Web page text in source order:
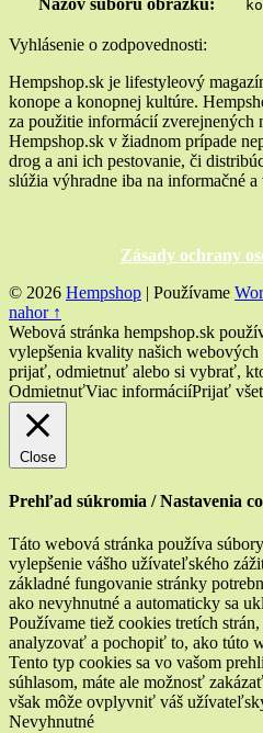
Widgety
v
pätičke
Vyhlásenie o zodpovednosti:
Hempshop.sk je lifestyleový
konope a konopnej kultúre.
za použitie informácií zverejnených
Hempshop.sk v žiadnom prípade
drog a ani ich pestovanie, či
slúžia výhradne iba na informačné a
Zásady ochrany
© 2026 Hempshop | Používame
nahor ↑
Webová stránka hempshop.sk
vylepšenia kvality našich
prijať, odmietnuť alebo si vybrať,
OdmietnuťViac informáciíPrijať
Close
Prehľad súkromia / Nastavenia
Táto webová stránka používa
vylepšenie vášho užívateľského
základné fungovanie stránky
ako nevyhnutné a automaticky sa
Používame tiež cookies tretích
analyzovať a pochopiť to, ako túto
Tento typ cookies sa vo vašom
súhlasom, máte ale možnosť
však môže ovplyvniť váš
Nevyhnutné